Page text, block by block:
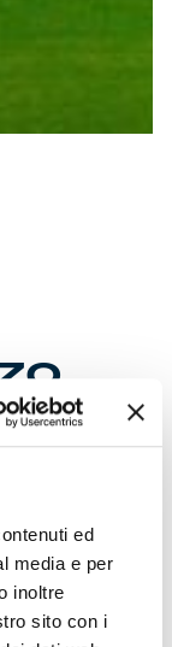
ed
media e per
inoltre
sito con i
come
per le
donazioni per
Così”.